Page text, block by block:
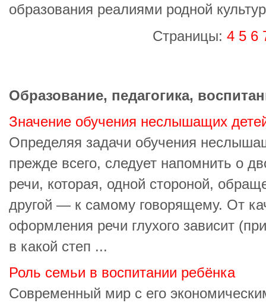
образования реалиями родной
Страницы: 4 5 6
Образование, педагогика,
Значение обучения неслышащих
Определяя задачи обучения
прежде всего, следует напомнить о
речи, которая, одной стороной,
другой — к самому говорящему. От
оформления речи глухого зависит
в какой степ ...
Роль семьи в воспитании ребёнка
Современный мир с его